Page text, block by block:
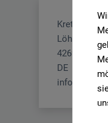
Kretzer
Löhdorfer
42699
DE